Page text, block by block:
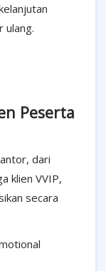
ulang.
Peserta
dari
klien VVIP,
secara